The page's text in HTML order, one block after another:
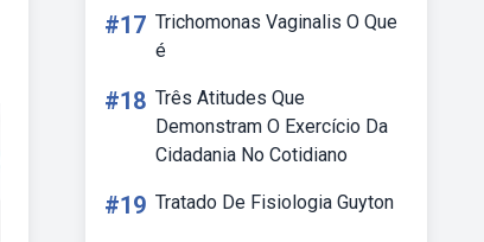
#17 Trichomonas Vaginalis O Que
é
#18 Três Atitudes Que
Demonstram O Exercício Da
Cidadania No Cotidiano
#19 Tratado De Fisiologia Guyton